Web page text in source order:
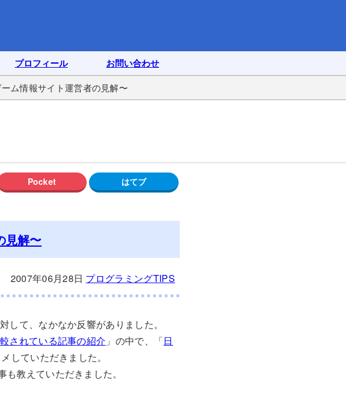
プロフィール お問い合わせ
ム情報サイト運営者の見解〜
見解〜
2007年06月28日 プログラミングTIPS
して、なかなか反響がありました。
されている記事の紹介 」の中で、「日
していただきました。
も教えていただきました。